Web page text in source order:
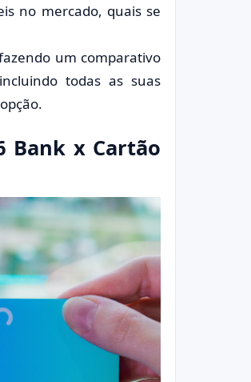
no mercado, quais se
um comparativo
todas as suas
Bank x Cartão